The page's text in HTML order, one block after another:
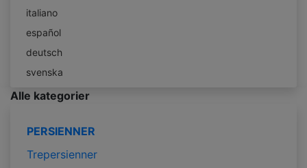
italiano
español
deutsch
svenska
Alle kategorier
PERSIENNER
Trepersienner